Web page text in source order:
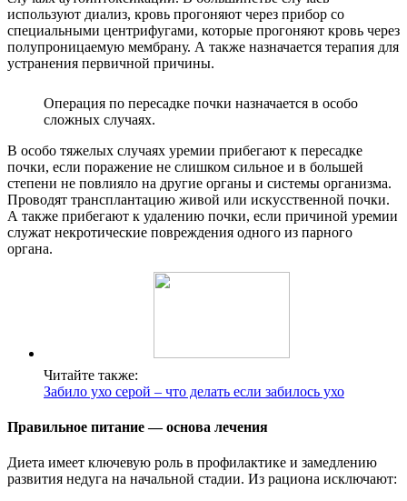
используют диализ, кровь прогоняют через прибор со
специальными центрифугами, которые прогоняют кровь через
полупроницаемую мембрану. А также назначается терапия для
устранения первичной причины.
Операция по пересадке почки назначается в особо
сложных случаях.
В особо тяжелых случаях уремии прибегают к пересадке
почки, если поражение не слишком сильное и в большей
степени не повлияло на другие органы и системы организма.
Проводят трансплантацию живой или искусственной почки.
А также прибегают к удалению почки, если причиной уремии
служат некротические повреждения одного из парного
органа.
Читайте также:
Забило ухо серой – что делать если забилось ухо
Правильное питание — основа лечения
Диета имеет ключевую роль в профилактике и замедлению
развития недуга на начальной стадии. Из рациона исключают: